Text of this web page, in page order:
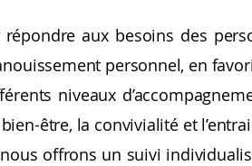
aux besoins des
personnel, en
niveaux
être, la convivialité et
offrons un suivi